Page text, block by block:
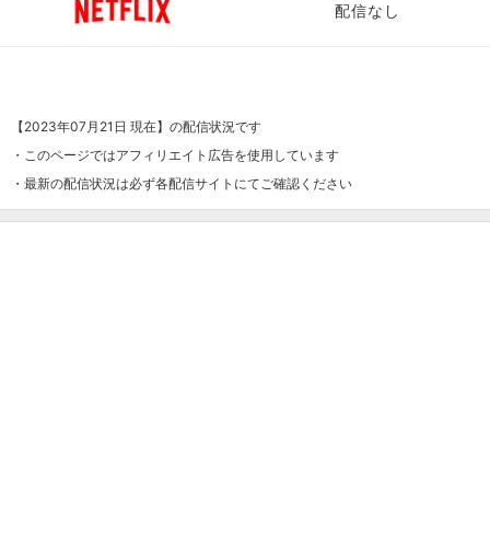
配信なし
【2023年07月21日 現在】の配信状況です
・このページではアフィリエイト広告を使用しています
・最新の配信状況は必ず各配信サイトにてご確認ください